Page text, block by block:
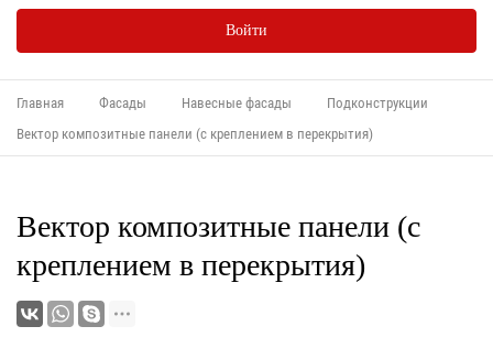
Войти
Главная Фасады Навесные фасады
Подконструкции
Вектор композитные панели (с креплением в перекрытия)
Вектор композитные панели (с
креплением в перекрытия)